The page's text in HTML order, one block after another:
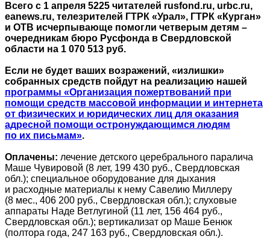
Всего с 1 апреля 5225 читателей rusfond.ru, urbc.ru,
eanews.ru, телезрителей ГТРК «Урал», ГТРК «Курган»
и ОТВ исчерпывающе помогли четверым детям –
очередникам бюро Русфонда в Свердловской
области на 1 070 513 руб.
Если не будет ваших возражений, «излишки»
собранных средств пойдут на реализацию нашей
программы «Организация пожертвований при
помощи средств массовой информации и интернета
от физических и юридических лиц для оказания
адресной помощи остронуждающимся людям
по их письмам».
Оплачены: лечение детского церебрального паралича
Маше Чувировой (8 лет, 199 430 руб., Свердловская
обл.); специальное оборудование для дыхания
и расходные материалы к нему Савелию Миллеру
(8 мес., 406 200 руб., Свердловская обл.); слуховые
аппараты Наде Ветлугиной (11 лет, 156 464 руб.,
Свердловская обл.); вертикализат ор Маше Бенюк
(полтора года, 247 163 руб., Свердловская обл.).